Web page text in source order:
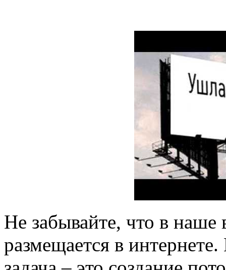
Не забывайте, что в
размещается в